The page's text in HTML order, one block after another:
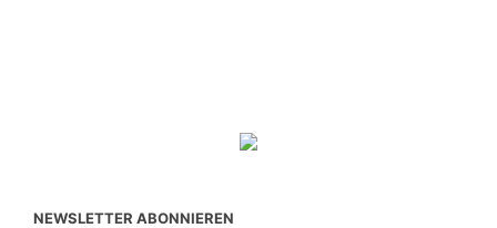
NEWSLETTER ABONNIEREN